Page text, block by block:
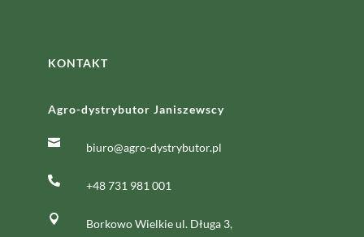
KONTAKT
Agro-dystrybutor Janiszewscy
 biuro@agro-dystrybutor.pl
 +48 731 981 001

Borkowo Wielkie ul. Długa 3,